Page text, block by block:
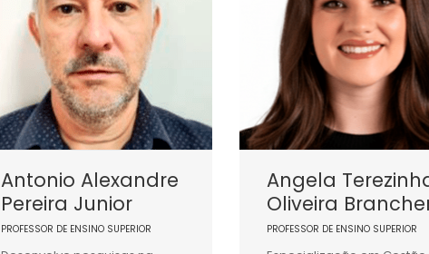
Antonio Alexandre
Pereira Junior
PROFESSOR DE ENSINO SUPERIOR
Angela
Oliveira
PROFESSOR DE ENSINO SUPERIOR